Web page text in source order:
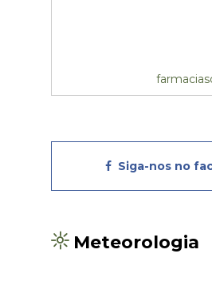
Siga-nos no
Meteorologia